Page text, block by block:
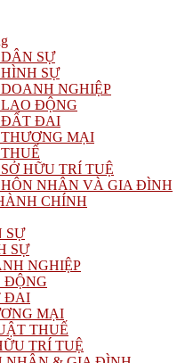
SỰ
SỰ
NGHIỆP
ĐỘNG
ĐẤT ĐAI
MẠI
HỮU TRÍ TUỆ
NHÂN VÀ GIA ĐÌNH
CHÍNH
SỰ
SỰ
NGHIỆP
ĐỘNG
ĐAI
MẠI
THUẾ
TRÍ TUỆ